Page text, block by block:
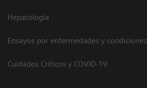
Hepatología
Ensayos por enfermedades y condiciones
Cuidados Críticos y COVID-19